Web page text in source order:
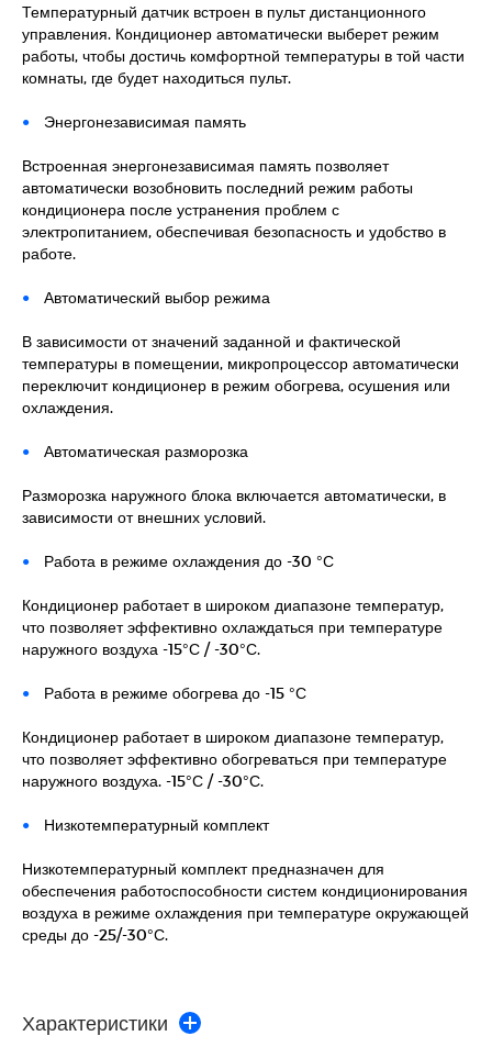
Температурный датчик встроен в пульт дистанционного
управления. Кондиционер автоматически выберет режим
работы, чтобы достичь комфортной температуры в той части
комнаты, где будет находиться пульт.
Энергонезависимая память
Встроенная энергонезависимая память позволяет
автоматически возобновить последний режим работы
кондиционера после устранения проблем с
электропитанием, обеспечивая безопасность и удобство в
работе.
Автоматический выбор режима
В зависимости от значений заданной и фактической
температуры в помещении, микропроцессор автоматически
переключит кондиционер в режим обогрева, осушения или
охлаждения.
Автоматическая разморозка
Разморозка наружного блока включается автоматически, в
зависимости от внешних условий.
Работа в режиме охлаждения до -30 °С
Кондиционер работает в широком диапазоне температур,
что позволяет эффективно охлаждаться при температуре
наружного воздуха -15°С / -30°С.
Работа в режиме обогрева до -15 °С
Кондиционер работает в широком диапазоне температур,
что позволяет эффективно обогреваться при температуре
наружного воздуха. -15°С / -30°С.
Низкотемпературный комплект
Низкотемпературный комплект предназначен для
обеспечения работоспособности систем кондиционирования
воздуха в режиме охлаждения при температуре окружающей
среды до -25/-30°С.
Характеристики